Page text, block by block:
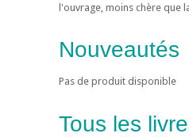
l'ouvrage, moins chère que
Nouveautés
Pas de produit disponible
Tous les